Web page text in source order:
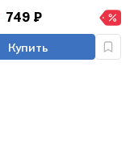
749 ₽
Купить